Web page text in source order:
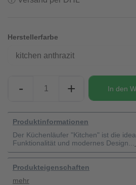
Herstellerfarbe
kitchen anthrazit
- + In den
Produktinformationen
Der Küchenläufer "Kitchen" ist die
Funktionalität und modernes Design...
Produkteigenschaften
mehr